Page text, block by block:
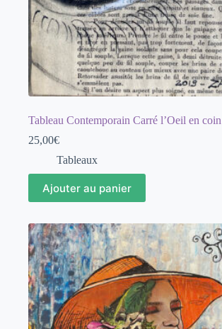
Tableau Contemporain Carré l’Oeil en coin
25,00€
Tableaux
Ajouter au panier